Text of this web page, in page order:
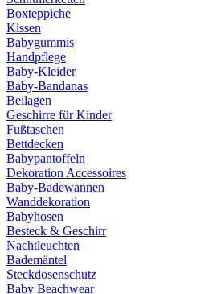
Boxteppiche
Kissen
Babygummis
Handpflege
Baby-Kleider
Baby-Bandanas
Beilagen
Geschirre für Kinder
Fußtaschen
Bettdecken
Babypantoffeln
Dekoration Accessoires
Baby-Badewannen
Wanddekoration
Babyhosen
Besteck & Geschirr
Nachtleuchten
Bademäntel
Steckdosenschutz
Baby Beachwear